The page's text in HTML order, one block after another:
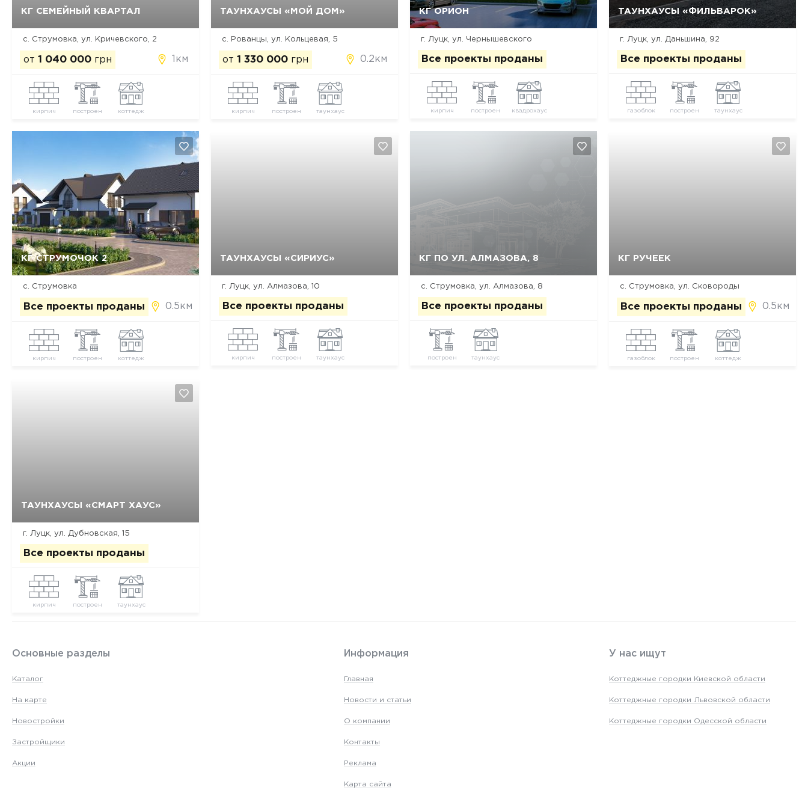
КГ СЕМЕЙНЫЙ КВАРТАЛ
с. Струмовка, ул. Кричевского, 2
от 1 040 000 грн 1км
кирпич построен коттедж
Да, удалить Отмена ТАУНХАУСЫ «МОЙ ДОМ»
с. Рованцы, ул. Кольцевая, 5
от 1 330 000 грн 0.2км
кирпич построен таунхаус
Да, удалить Отмена КГ ОРИОН
г. Луцк, ул. Чернышевского
Все проекты проданы
кирпич построен квадрохаус
Да, удалить Отмена ТАУНХАУСЫ «ФИЛЬВАРОК»
г. Луцк, ул. Даньшина, 92
Все проекты проданы
газоблок построен таунхаус
Да, удалить Отмена
КГ СТРУМОЧОК 2
с. Струмовка
Все проекты проданы 0.5км
кирпич построен коттедж
Да, удалить Отмена ТАУНХАУСЫ «СИРИУС»
г. Луцк, ул. Алмазова, 10
Все проекты проданы
кирпич построен таунхаус
Да, удалить Отмена КГ ПО УЛ. АЛМАЗОВА, 8
с. Струмовка, ул. Алмазова, 8
Все проекты проданы
построен таунхаус
Да, удалить Отмена КГ РУЧЕЕК
с. Струмовка, ул. Сковороды
Все проекты проданы 0.5км
газоблок построен коттедж
ТАУНХАУСЫ «СМАРТ ХАУС»
г. Луцк, ул. Дубновская, 15
Все проекты проданы
кирпич построен таунхаус
Да, удалить Отмена
Основные разделы
Каталог
На карте
Новостройки
Застройщики
Акции
Информация
Главная
Новости и статьи
О компании
Контакты
Реклама
Карта сайта
У нас ищут
Коттеджные городки Киевской области
Коттеджные городки Львовской области
Коттеджные городки Одесской области